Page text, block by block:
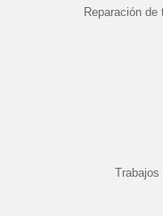
Reparación
Trabajos